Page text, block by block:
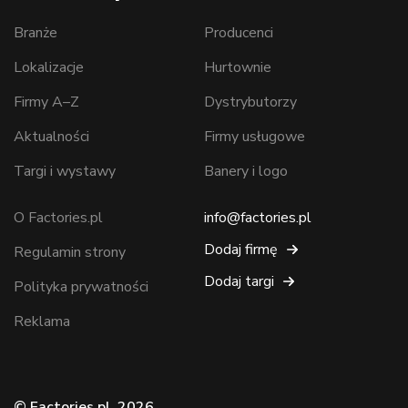
Branże
Lokalizacje
Firmy A–Z
Aktualności
Targi i wystawy
Producenci
Hurtownie
Dystrybutorzy
Firmy usługowe
Banery i logo
O Factories.pl
Regulamin strony
Polityka prywatności
Reklama
info@factories.pl
Dodaj firmę
Dodaj targi